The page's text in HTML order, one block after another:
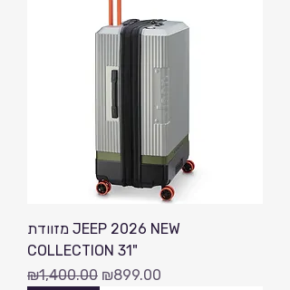
מזוודת JEEP 2026 NEW
COLLECTION 31"
Regular Price
₪1,400.00 Sale Price
₪899.00